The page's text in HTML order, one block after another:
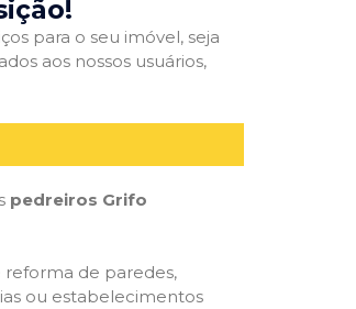
para o seu imóvel, seja
aos nossos usuários,
pedreiros Grifo
reforma de paredes,
ou estabelecimentos